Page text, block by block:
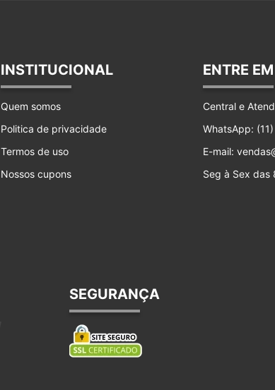
INSTITUCIONAL
Quem somos
Politica de privacidade
Termos de uso
Nossos cupons
ENTRE
Central e
WhatsApp:
E-mail:
Seg à Sex das
SEGURANÇA